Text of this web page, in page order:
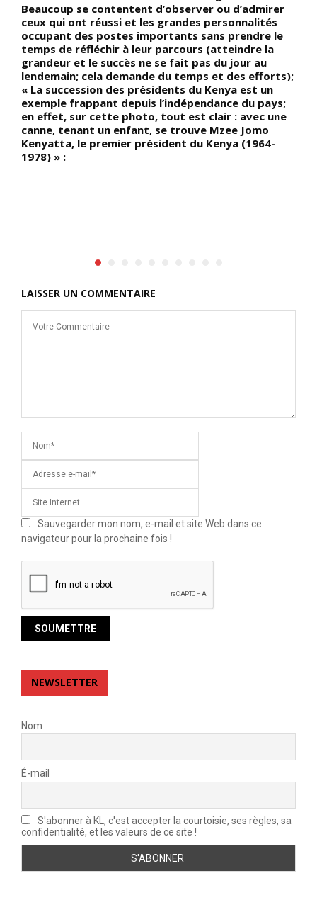
Beaucoup se contentent d’observer ou d’admirer
ceux qui ont réussi et les grandes personnalités
occupant des postes importants sans prendre le
temps de réfléchir à leur parcours (atteindre la
grandeur et le succès ne se fait pas du jour au
lendemain; cela demande du temps et des efforts);
« La succession des présidents du Kenya est un
exemple frappant depuis l’indépendance du pays;
en effet, sur cette photo, tout est clair : avec une
canne, tenant un enfant, se trouve Mzee Jomo
Kenyatta, le premier président du Kenya (1964-
1978) » :
LAISSER UN COMMENTAIRE
Sauvegarder mon nom, e-mail et site Web dans ce
navigateur pour la prochaine fois !
NEWSLETTER
Nom
É-mail
S'abonner à KL, c'est accepter la courtoisie, ses règles, sa
confidentialité, et les valeurs de ce site !